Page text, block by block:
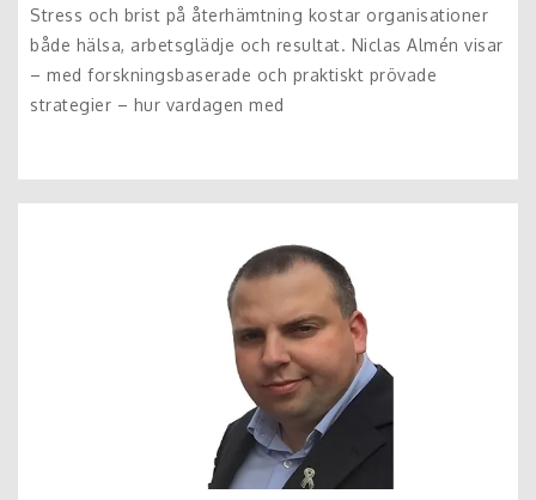
Stress och brist på återhämtning kostar organisationer
både hälsa, arbetsglädje och resultat. Niclas Almén visar
– med forskningsbaserade och praktiskt prövade
strategier – hur vardagen med